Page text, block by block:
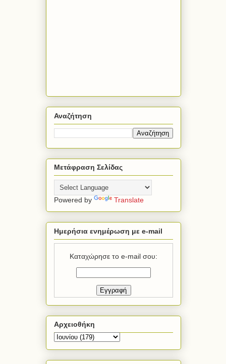
Αναζήτηση
Μετάφραση Σελίδας
Powered by Translate
Ημερήσια ενημέρωση με e-mail
Καταχώρησε το e-mail σου:
Αρχειοθήκη